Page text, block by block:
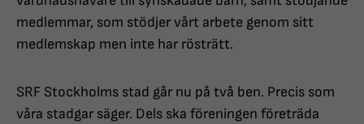
medlemmar, som stödjer vårt arbete genom sitt
medlemskap men inte har rösträtt.
SRF Stockholms stad går nu på två ben. Precis som
våra stadgar säger. Dels ska föreningen företräda